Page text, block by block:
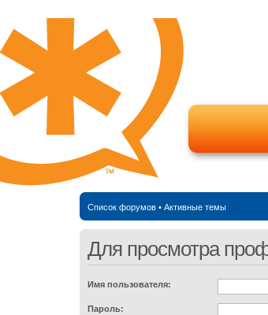
Список форумов• Активные темы
Для просмотра
Имя пользователя:
Пароль: